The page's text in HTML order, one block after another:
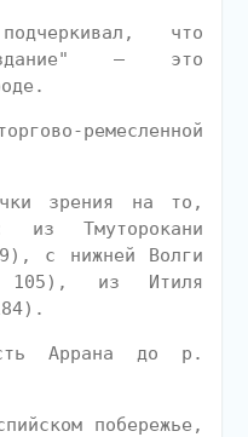
что
здание" — это
ремесленной
зрения на то,
из Тмуторокани
с нижней Волги
105), из Итиля
Аррана до р.
побережье,